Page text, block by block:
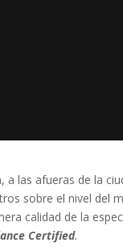
las afueras de la
sobre el nivel del
calidad de la
Certified.